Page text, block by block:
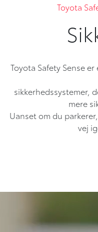
Toyota
Toyota Safety Sense
sikkerhedssystemer,
mere
Uanset om du
vej